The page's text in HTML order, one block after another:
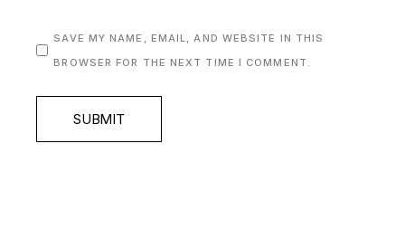
SAVE MY NAME, EMAIL, AND WEBSITE IN THIS
BROWSER FOR THE NEXT TIME I COMMENT.
SUBMIT